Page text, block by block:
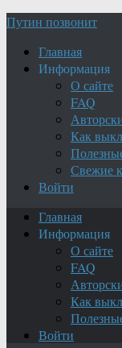
Путин позвонит
Главная
Информация
О сайте
FAQ
Как
Свежие
Войти
Главная
Информация
О сайте
FAQ
Как
Войти